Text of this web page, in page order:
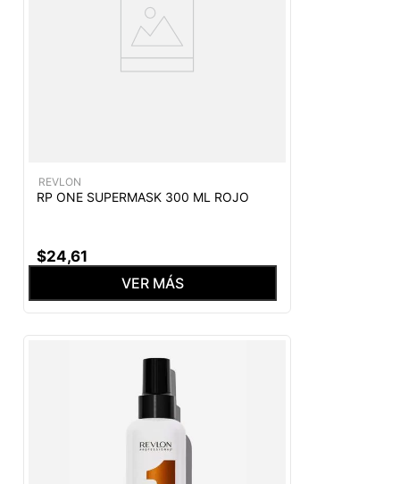
REVLON
RP ONE SUPERMASK 300 ML ROJO
$24,61
VER MÁS